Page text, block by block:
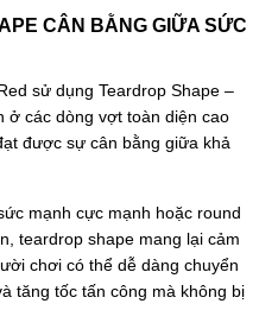
CÂN BẰNG GIỮA SỨC
sử dụng Teardrop Shape –
ở các dòng vợt toàn diện cao
được sự cân bằng giữa khả
mạnh cực mạnh hoặc round
teardrop shape mang lại cảm
chơi có thể dễ dàng chuyển
tăng tốc tấn công mà không bị